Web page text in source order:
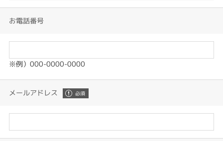
お電話番号
※例）000-0000-0000
メールアドレス